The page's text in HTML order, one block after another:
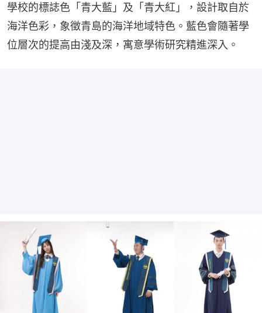
學校的標誌色「青大藍」及「青大紅」，設計取自於
海洋色彩，象徵青島的海洋地域特色。藍色會隨著學
位層次的提高由淺及深，寓意學術研究精進深入。